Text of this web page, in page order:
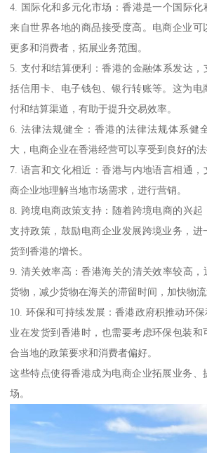
4. 国际化和多元化市场：香港是一个国际
来自世界各地的商品接受度高。电商企业可
更多和消费者，拓展业务范围。
5. 支付和结算便利：香港的金融体系发达
括信用卡、电子钱包、银行转账等。这为电
付和结算渠道，有助于提升交易效率。
6. 法律法规健全：香港的法律法规体系健
大，电商企业在香港经营可以享受到良好的法
7. 语言和文化相近：香港与内地语言相通
商企业地理解当地市场需求，进行营销。
8. 跨境电商政策支持：随着跨境电商的兴起
支持政策，鼓励电商企业发展跨境业务，进
货到香港的增长。
9. 清关效率高：香港海关的清关效率较高，
货物，减少货物在海关的滞留时间，加快物流
10. 环保和可持续发展：香港政府积推动环
业在发货到香港时，也需要考虑环保包装
合当地的政策要求和消费者偏好。
这些特点使得香港成为电商企业拓展业务、
场。